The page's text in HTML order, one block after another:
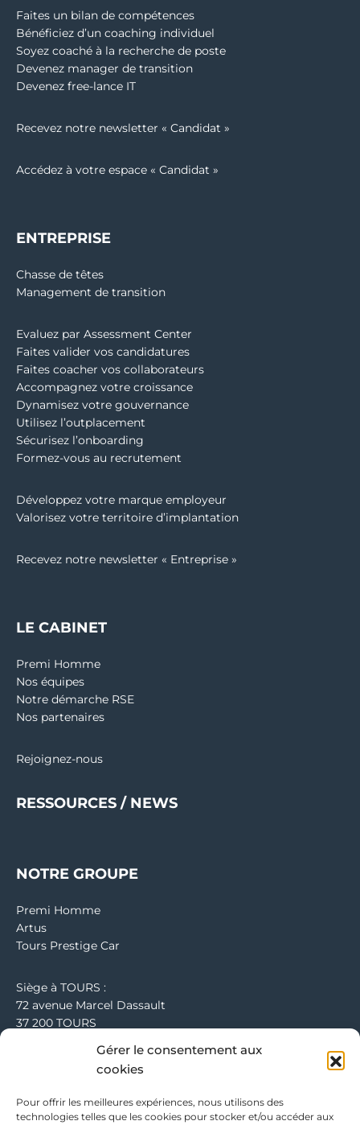
Gérer le consentement aux
cookies
Pour offrir les meilleures expériences, nous utilisons des
technologies telles que les cookies pour stocker et/ou accéder aux
Faites un bilan de compétences
Bénéficiez d’un coaching individuel
Soyez coaché à la recherche de poste
Devenez manager de transition
Devenez free-lance IT
Recevez notre newsletter « Candidat »
Accédez à votre espace « Candidat »
ENTREPRISE
Chasse de têtes
Management de transition
Evaluez par Assessment Center
Faites valider vos candidatures
Faites coacher vos collaborateurs
Accompagnez votre croissance
Dynamisez votre gouvernance
Utilisez l’outplacement
Sécurisez l’onboarding
Formez-vous au recrutement
Développez votre marque employeur
Valorisez votre territoire d’implantation
Recevez notre newsletter « Entreprise »
LE CABINET
Premi Homme
Nos équipes
Notre démarche RSE
Nos partenaires
Rejoignez-nous
RESSOURCES / NEWS
NOTRE GROUPE
Premi Homme
Artus
Tours Prestige Car
Siège à TOURS :
72 avenue Marcel Dassault
37 200 TOURS
Bureau de PARIS :
Tel : 01 61 38 39 00